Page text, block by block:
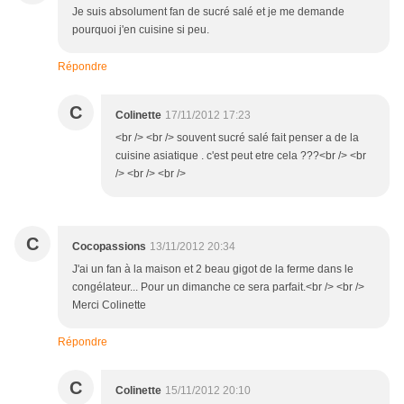
Je suis absolument fan de sucré salé et je me demande
pourquoi j'en cuisine si peu.
Répondre
C Colinette 17/11/2012 17:23
<br /> <br /> souvent sucré salé fait penser a de la
cuisine asiatique . c'est peut etre cela ???<br /> <br
/> <br /> <br />
C Cocopassions 13/11/2012 20:34
J'ai un fan à la maison et 2 beau gigot de la ferme dans le
congélateur... Pour un dimanche ce sera parfait.<br /> <br />
Merci Colinette
Répondre
C Colinette 15/11/2012 20:10